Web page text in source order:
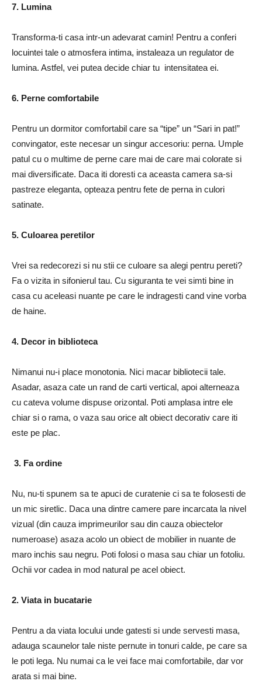
7. Lumina
Transforma-ti casa intr-un adevarat camin! Pentru a conferi
locuintei tale o atmosfera intima, instaleaza un regulator de
lumina. Astfel, vei putea decide chiar tu intensitatea ei.
6. Perne comfortabile
Pentru un dormitor comfortabil care sa “tipe” un “Sari in pat!”
convingator, este necesar un singur accesoriu: perna. Umple
patul cu o multime de perne care mai de care mai colorate si
mai diversificate. Daca iti doresti ca aceasta camera sa-si
pastreze eleganta, opteaza pentru fete de perna in culori
satinate.
5. Culoarea peretilor
Vrei sa redecorezi si nu stii ce culoare sa alegi pentru pereti?
Fa o vizita in sifonierul tau. Cu siguranta te vei simti bine in
casa cu aceleasi nuante pe care le indragesti cand vine vorba
de haine.
4. Decor in biblioteca
Nimanui nu-i place monotonia. Nici macar bibliotecii tale.
Asadar, asaza cate un rand de carti vertical, apoi alterneaza
cu cateva volume dispuse orizontal. Poti amplasa intre ele
chiar si o rama, o vaza sau orice alt obiect decorativ care iti
este pe plac.
3. Fa ordine
Nu, nu-ti spunem sa te apuci de curatenie ci sa te folosesti de
un mic siretlic. Daca una dintre camere pare incarcata la nivel
vizual (din cauza imprimeurilor sau din cauza obiectelor
numeroase) asaza acolo un obiect de mobilier in nuante de
maro inchis sau negru. Poti folosi o masa sau chiar un fotoliu.
Ochii vor cadea in mod natural pe acel obiect.
2. Viata in bucatarie
Pentru a da viata locului unde gatesti si unde servesti masa,
adauga scaunelor tale niste pernute in tonuri calde, pe care sa
le poti lega. Nu numai ca le vei face mai comfortabile, dar vor
arata si mai bine.